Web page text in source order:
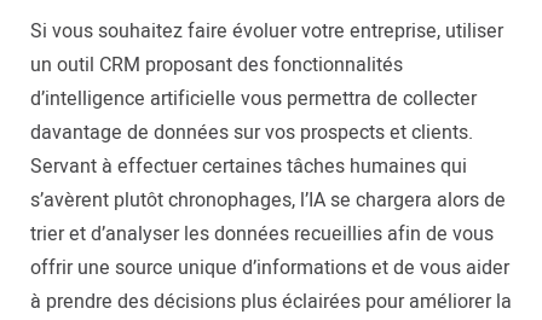
Si vous souhaitez faire évoluer votre entreprise, utiliser
un outil CRM proposant des fonctionnalités
d’intelligence artificielle vous permettra de collecter
davantage de données sur vos prospects et clients.
Servant à effectuer certaines tâches humaines qui
s’avèrent plutôt chronophages, l’IA se chargera alors de
trier et d’analyser les données recueillies afin de vous
offrir une source unique d’informations et de vous aider
à prendre des décisions plus éclairées pour améliorer la